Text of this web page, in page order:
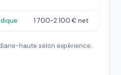
1 700-2 100 € net
haute selon expérience.